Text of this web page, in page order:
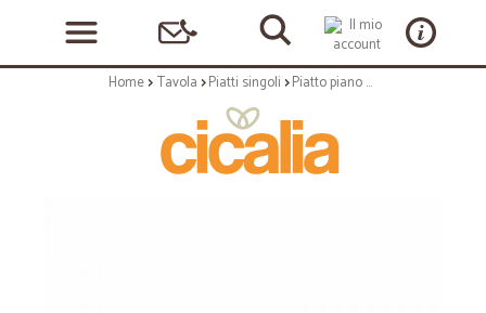
Home Tavola Piatti singoli Piatto piano antica doccia - color vermiglio cm 26.5 - serie oriente italiano